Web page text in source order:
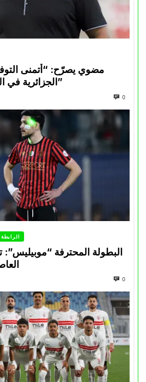
مضوي يصرّح: “أتمنى
الجزائرية في المسابقات القارية”
0
البطولة المحترفة “موبيليس”:
0